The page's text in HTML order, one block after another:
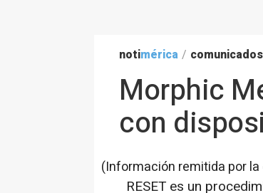
notimérica / comunicados
Morphic
con
(Información remitida por
RESET es un